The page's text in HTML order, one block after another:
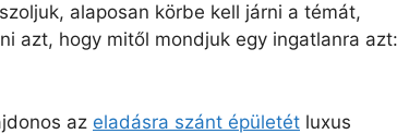
alaposan körbe kell járni a témát,
azt, hogy mitől mondjuk egy ingatlanra azt:
az eladásra szánt épületét luxus